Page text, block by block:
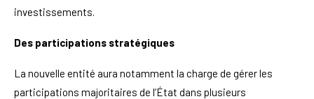
investissements.
Des participations stratégiques
La nouvelle entité aura notamment la charge de gérer les
participations majoritaires de l’État dans plusieurs